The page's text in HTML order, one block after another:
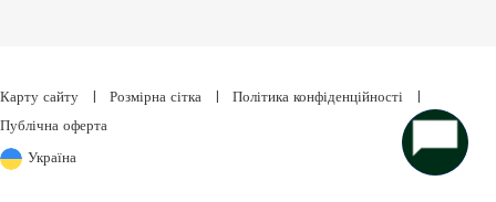
Карту сайту Розмірна сітка Політика конфіденційності
Публічна оферта
Україна